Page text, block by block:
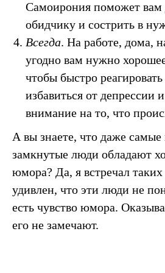
Самоирония поможет вам
обидчику и сострить в
Всегда. На работе, дома,
угодно вам нужно
чтобы быстро реагировать
избавиться от депрессии
внимание на то, что
А вы знаете, что даже
замкнутые люди обладают
юмора? Да, я встречал
удивлен, что эти люди не
есть чувство юмора.
его не замечают.